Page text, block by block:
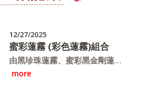
12/27/2025
蜜彩蓮霧 (彩色蓮霧)組合
由黑珍珠蓮霧、蜜彩黑金剛蓮
霧、白翠玉蓮霧、黑金條(飛彈)
more